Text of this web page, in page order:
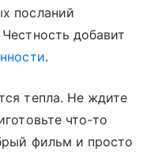
посланий
добавит
.
тепла. Не ждите
что-то
фильм и просто